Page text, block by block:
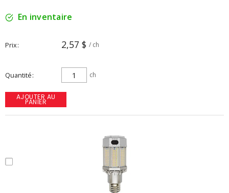
En inventaire
Prix 2,57 $ / ch
Quantité ch
AJOUTER AU
PANIER